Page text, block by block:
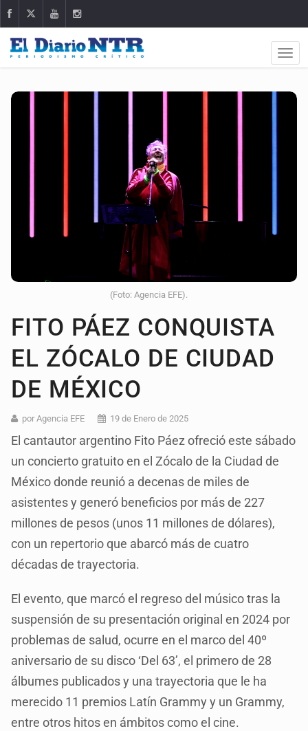
(Foto: Agencia EFE).
FITO PÁEZ CONQUISTA
EL ZÓCALO DE CIUDAD
DE MÉXICO
por Agencia EFE 19 de Enero de 2025
El cantautor argentino Fito Páez ofreció este sábado
un concierto gratuito en el Zócalo de la Ciudad de
México donde reunió a decenas de miles de
asistentes y generó beneficios por más de 227
millones de pesos (unos 11 millones de dólares),
con un repertorio que abarcó más de cuatro
décadas de trayectoria.
El evento, que marcó el regreso del músico tras la
suspensión de su presentación original en 2024 por
problemas de salud, ocurre en el marco del 40º
aniversario de su disco ‘Del 63’, el primero de 28
álbumes publicados y una trayectoria que le ha
merecido 11 premios Latín Grammy y un Grammy,
entre otros hitos en ámbitos como el cine.